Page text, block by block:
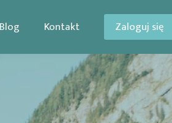
Blog Kontakt Zaloguj się